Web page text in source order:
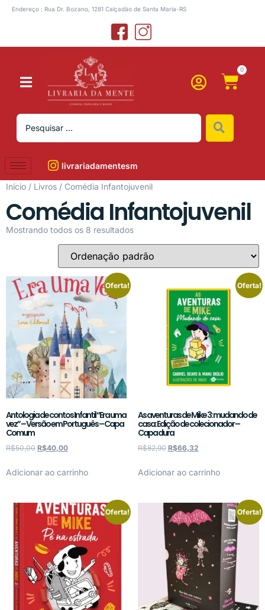
Endereço : Rua Dr. Bozano, 1281 Calçadão de Santa Maria-RS
0
livrariadamentesm
Início / Livros / Comédia Infantojuvenil
Comédia Infantojuvenil
Mostrando todos os 8 resultados
Oferta!
Antologia de contos Infantil “Era uma
vez” – Versão em Português – Capa
Comum
R$50,00 R$40,00
Adicionar ao carrinho
Oferta!
As aventuras de Mike 3: mudando de
casa: Edição de colecionador –
Capa dura
R$82,90 R$66,32
Adicionar ao carrinho
Oferta! Oferta!